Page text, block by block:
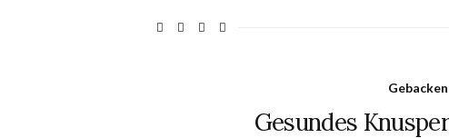
Gesundes